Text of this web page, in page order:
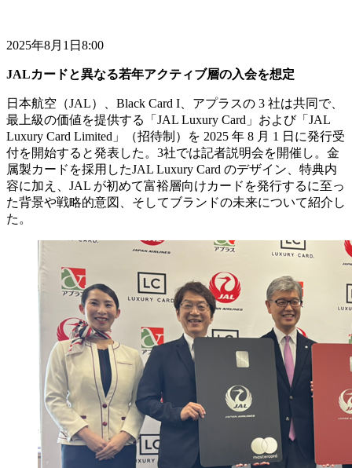
2025年8月1日8:00
JALカードと異なる若年アクティブ層の入会を想定
日本航空（JAL）、Black Card I、アプラスの 3 社は共同で、
最上級の価値を提供する「JAL Luxury Card」および「JAL
Luxury Card Limited」（招待制）を 2025 年 8 月 1 日に発行受
付を開始すると発表した。3社では記者説明会を開催し。金
属製カードを採用したJAL Luxury Card のデザイン、特典内
容に加え、JAL が初めて富裕層向けカードを発行するに至っ
た背景や戦略的意図、そしてブランドの未来について紹介し
た。